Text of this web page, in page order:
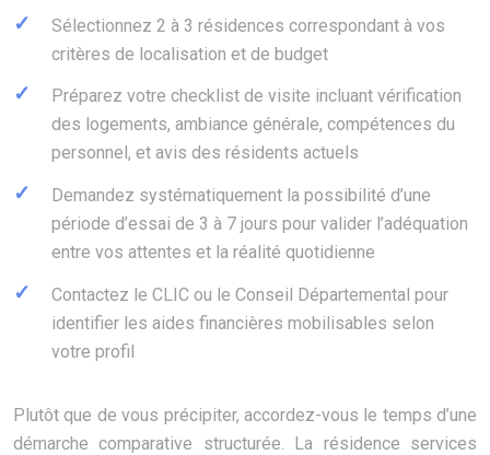
Sélectionnez 2 à 3 résidences correspondant à vos
critères de localisation et de budget
Préparez votre checklist de visite incluant vérification
des logements, ambiance générale, compétences du
personnel, et avis des résidents actuels
Demandez systématiquement la possibilité d’une
période d’essai de 3 à 7 jours pour valider l’adéquation
entre vos attentes et la réalité quotidienne
Contactez le CLIC ou le Conseil Départemental pour
identifier les aides financières mobilisables selon
votre profil
Plutôt que de vous précipiter, accordez-vous le temps d’une
démarche comparative structurée. La résidence services